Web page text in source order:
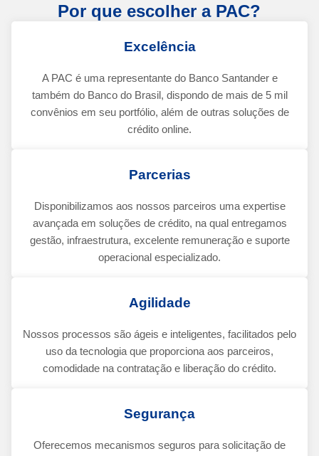
Por que escolher a PAC?
Excelência
A PAC é uma representante do Banco Santander e
também do Banco do Brasil, dispondo de mais de 5 mil
convênios em seu portfólio, além de outras soluções de
crédito online.
Parcerias
Disponibilizamos aos nossos parceiros uma expertise
avançada em soluções de crédito, na qual entregamos
gestão, infraestrutura, excelente remuneração e suporte
operacional especializado.
Agilidade
Nossos processos são ágeis e inteligentes, facilitados pelo
uso da tecnologia que proporciona aos parceiros,
comodidade na contratação e liberação do crédito.
Segurança
Oferecemos mecanismos seguros para solicitação de